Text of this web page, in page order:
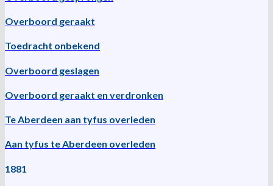
Overboord geraakt
Toedracht onbekend
Overboord geslagen
Overboord geraakt en verdronken
Te Aberdeen aan tyfus overleden
Aan tyfus te Aberdeen overleden
1881